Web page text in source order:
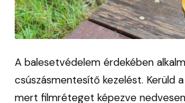
A balesetvédelem érdekében
csúszásmentesítő kezelést. Kerüld
mert filmréteget képezve